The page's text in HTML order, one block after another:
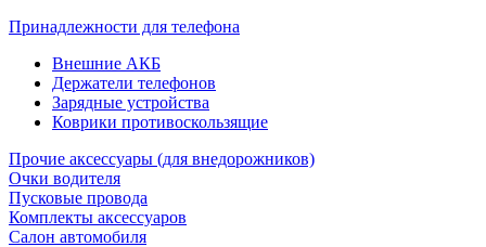
Принадлежности для телефона
Внешние АКБ
Держатели телефонов
Зарядные устройства
Коврики противоскользящие
Прочие аксессуары (для внедорожников)
Очки водителя
Пусковые провода
Комплекты аксессуаров
Салон автомобиля